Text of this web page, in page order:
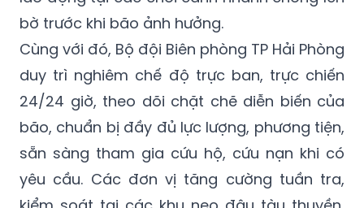
lao động tại các chòi canh nhanh chóng lên
bờ trước khi bão ảnh hưởng.
Cùng với đó, Bộ đội Biên phòng TP Hải Phòng
duy trì nghiêm chế độ trực ban, trực chiến
24/24 giờ, theo dõi chặt chẽ diễn biến của
bão, chuẩn bị đầy đủ lực lượng, phương tiện,
sẵn sàng tham gia cứu hộ, cứu nạn khi có
yêu cầu. Các đơn vị tăng cường tuần tra,